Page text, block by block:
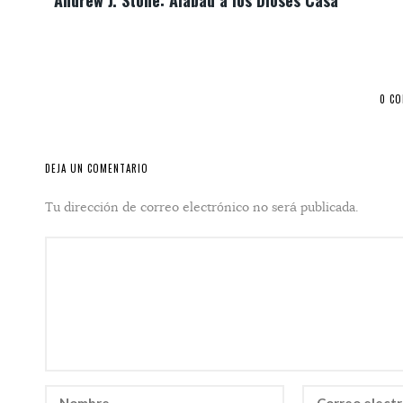
0
DEJA UN COMENTARIO
Tu dirección de correo electrónico no será publicada.